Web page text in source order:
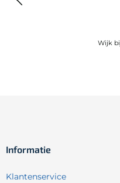
Wijk
Informatie
Klantenservice